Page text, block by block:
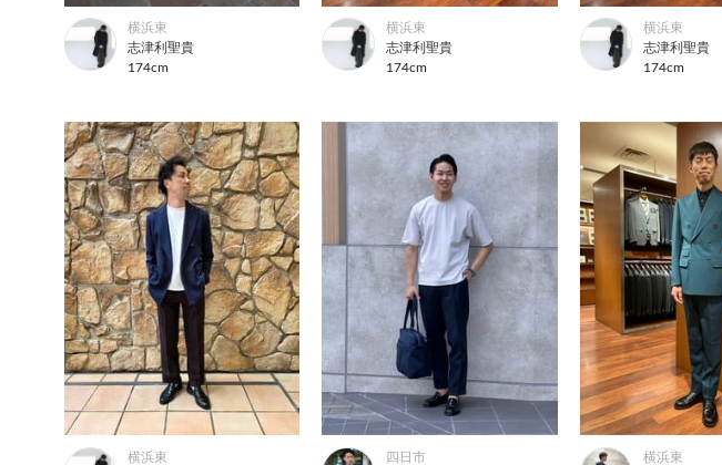
横浜東
志津利聖貴
174cm
横浜東
志津利聖貴
174cm
横浜東
志津利聖貴
174cm
横浜東
四日市
横浜東